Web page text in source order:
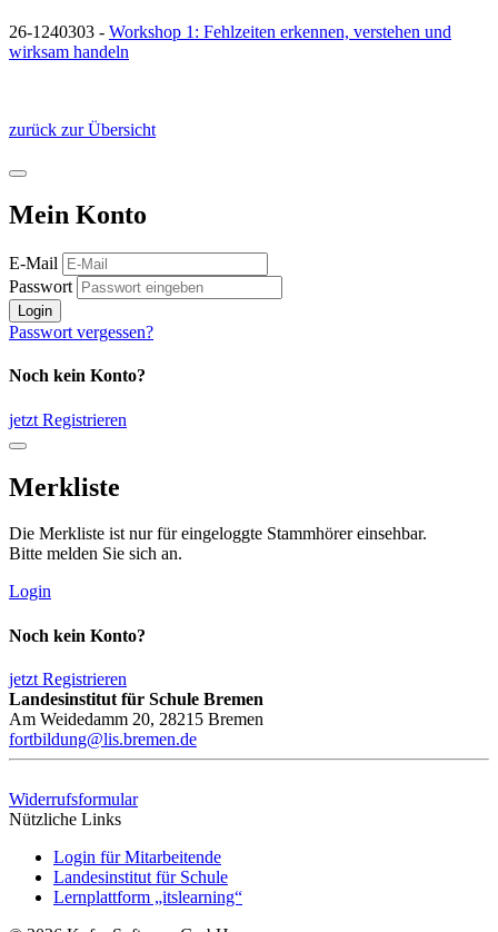
26-1240303 - Workshop 1: Fehlzeiten erkennen, verstehen und
wirksam handeln
zurück zur Übersicht
Mein Konto
E-Mail
Passwort
Login
Passwort vergessen?
Noch kein Konto?
jetzt Registrieren
Merkliste
Die Merkliste ist nur für eingeloggte Stammhörer einsehbar.
Bitte melden Sie sich an.
Login
Noch kein Konto?
jetzt Registrieren
Landesinstitut für Schule Bremen
Am Weidedamm 20, 28215 Bremen
fortbildung@lis.bremen.de
Widerrufsformular
Nützliche Links
Login für Mitarbeitende
Landesinstitut für Schule
Lernplattform „itslearning“